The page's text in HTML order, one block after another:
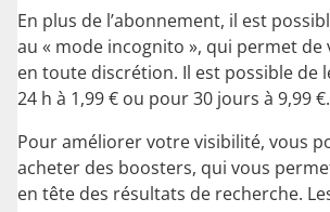
En plus de l’abonnement, il est
au « mode incognito », qui permet de
en toute discrétion. Il est possible de
24 h à 1,99 € ou pour 30 jours à 9,99 €.
Pour améliorer votre visibilité, vous
acheter des boosters, qui vous
en tête des résultats de recherche.